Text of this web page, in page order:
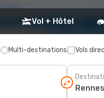
Vol + Hôtel
Multi-destinations Vols